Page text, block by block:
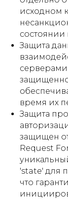
исходном
состоянии
Защита
время их
Защита
защищен от
Request
'state' для
что